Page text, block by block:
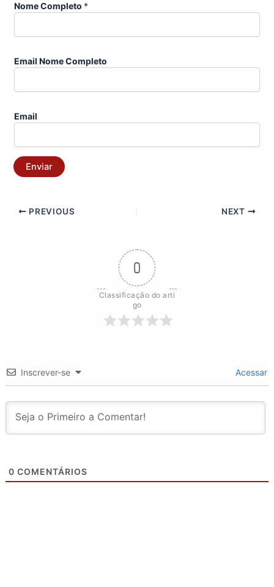
Nome Completo *
Email Nome Completo
Email
Enviar
PREVIOUS NEXT
0
Classificação do arti
go
Inscrever-se Acessar
0 COMENTÁRIOS